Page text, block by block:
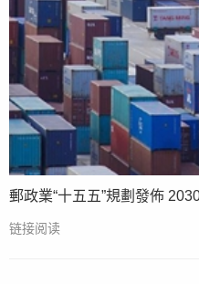
郵政業“十五五”規劃發佈
链接阅读